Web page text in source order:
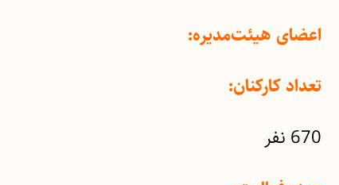
اعضای هیئت‌مدیره:
تعداد کارکنان:
670 نفر